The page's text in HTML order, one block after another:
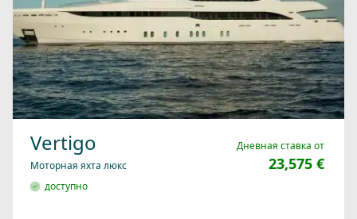
Vertigo
Моторная яхта люкс
доступно
Дневная ставка от
23,575 €